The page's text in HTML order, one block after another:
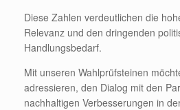
Diese Zahlen verdeutlichen die
Relevanz und den dringenden
Handlungsbedarf.
Mit unseren Wahlprüfsteinen
adressieren, den Dialog mit den
nachhaltigen Verbesserungen in